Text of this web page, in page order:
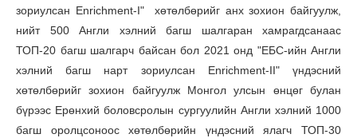
зориулсан Enrichment-I" хөтөлбөрийг анх зохион байгуулж,
нийт 500 Англи хэлний багш шалгаран хамрагдсанаас
ТОП-20 багш шалгарч байсан бол 2021 онд "ЕБС-ийн Англи
хэлний багш нарт зориулсан Enrichment-II" үндэсний
хөтөлбөрийг зохион байгуулж Монгол улсын өнцөг булан
бүрээс Ерөнхий боловсролын сургуулийн Англи хэлний 1000
багш оролцсоноос хөтөлбөрийн үндэсний ялагч ТОП-30